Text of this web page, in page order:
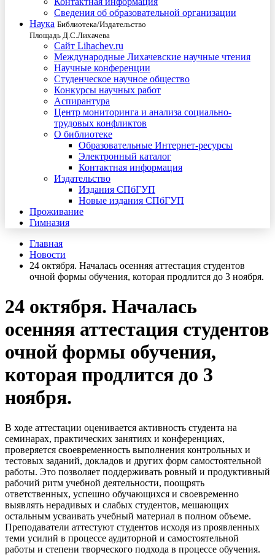
Сведения об образовательной организации
Наука Библиотека/Издательство
Площадь Д.С.Лихачева
Сайт Lihachev.ru
Международные Лихачевские научные чтения
Научные конференции
Студенческое научное общество
Конкурсы научных работ
Аспирантура
Центр мониторинга и анализа социально-
трудовых конфликтов
О библиотеке
Образовательные Интернет-ресурсы
Электронный каталог
Контактная информация
Издательство
Издания СПбГУП
Новые издания СПбГУП
Проживание
Гимназия
Главная
Новости
24 октября. Началась осенняя аттестация студентов
очной формы обучения, которая продлится до 3 ноября.
24 октября. Началась
осенняя аттестация студентов
очной формы обучения,
которая продлится до 3
ноября.
В ходе аттестации оценивается активность студента на
семинарах, практических занятиях и конференциях,
проверяется своевременность выполнения контрольных и
тестовых заданий, докладов и других форм самостоятельной
работы. Это позволяет поддерживать ровный и продуктивный
рабочий ритм учебной деятельности, поощрять
ответственных, успешно обучающихся и своевременно
выявлять нерадивых и слабых студентов, мешающих
остальным усваивать учебный материал в полном объеме.
Преподаватели аттестуют студентов исходя из проявленных
теми усилий в процессе аудиторной и самостоятельной
работы и степени творческого подхода в процессе обучения.